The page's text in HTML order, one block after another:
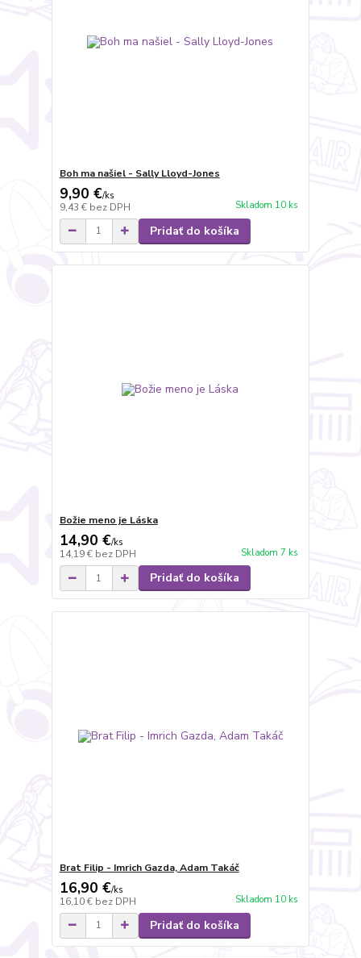
Boh ma našiel - Sally Lloyd-Jones
9,90 €/ks
9,43 € bez DPH Skladom 10 ks
Pridať do košíka
Božie meno je Láska
14,90 €/ks
14,19 € bez DPH Skladom 7 ks
Pridať do košíka
Brat Filip - Imrich Gazda, Adam Takáč
16,90 €/ks
16,10 € bez DPH Skladom 10 ks
Pridať do košíka